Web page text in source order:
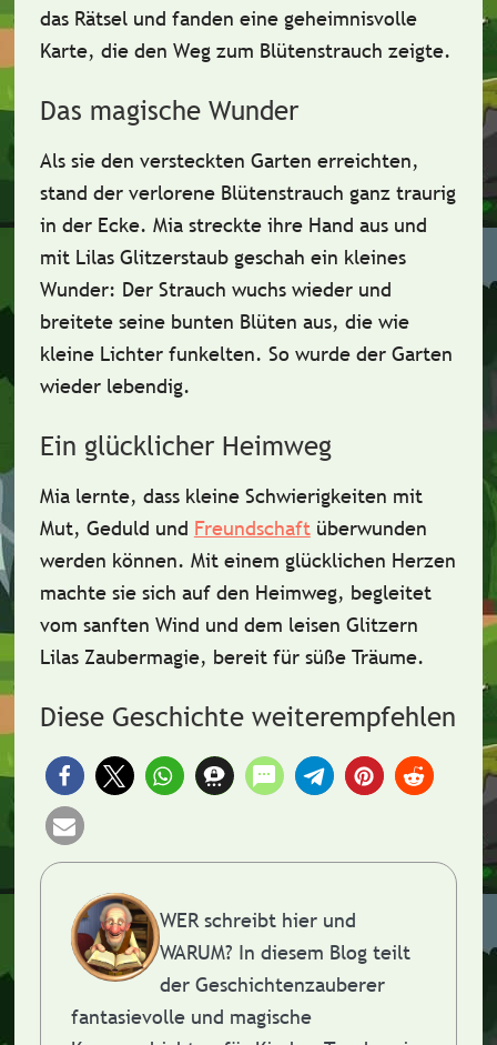
das Rätsel und fanden eine geheimnisvolle
Karte, die den Weg zum Blütenstrauch zeigte.
Das magische Wunder
Als sie den versteckten Garten erreichten,
stand der verlorene Blütenstrauch ganz traurig
in der Ecke. Mia streckte ihre Hand aus und
mit Lilas Glitzerstaub geschah ein kleines
Wunder: Der Strauch wuchs wieder und
breitete seine bunten Blüten aus, die wie
kleine Lichter funkelten. So wurde der Garten
wieder lebendig.
Ein glücklicher Heimweg
Mia lernte, dass kleine Schwierigkeiten mit
Mut, Geduld und Freundschaftüberwunden
werden können. Mit einem glücklichen Herzen
machte sie sich auf den Heimweg, begleitet
vom sanften Wind und dem leisen Glitzern
Lilas Zaubermagie, bereit für süße Träume.
Diese Geschichte weiterempfehlen
WER schreibt hier und
WARUM? In diesem Blog teilt
der Geschichtenzauberer
fantasievolle und magische